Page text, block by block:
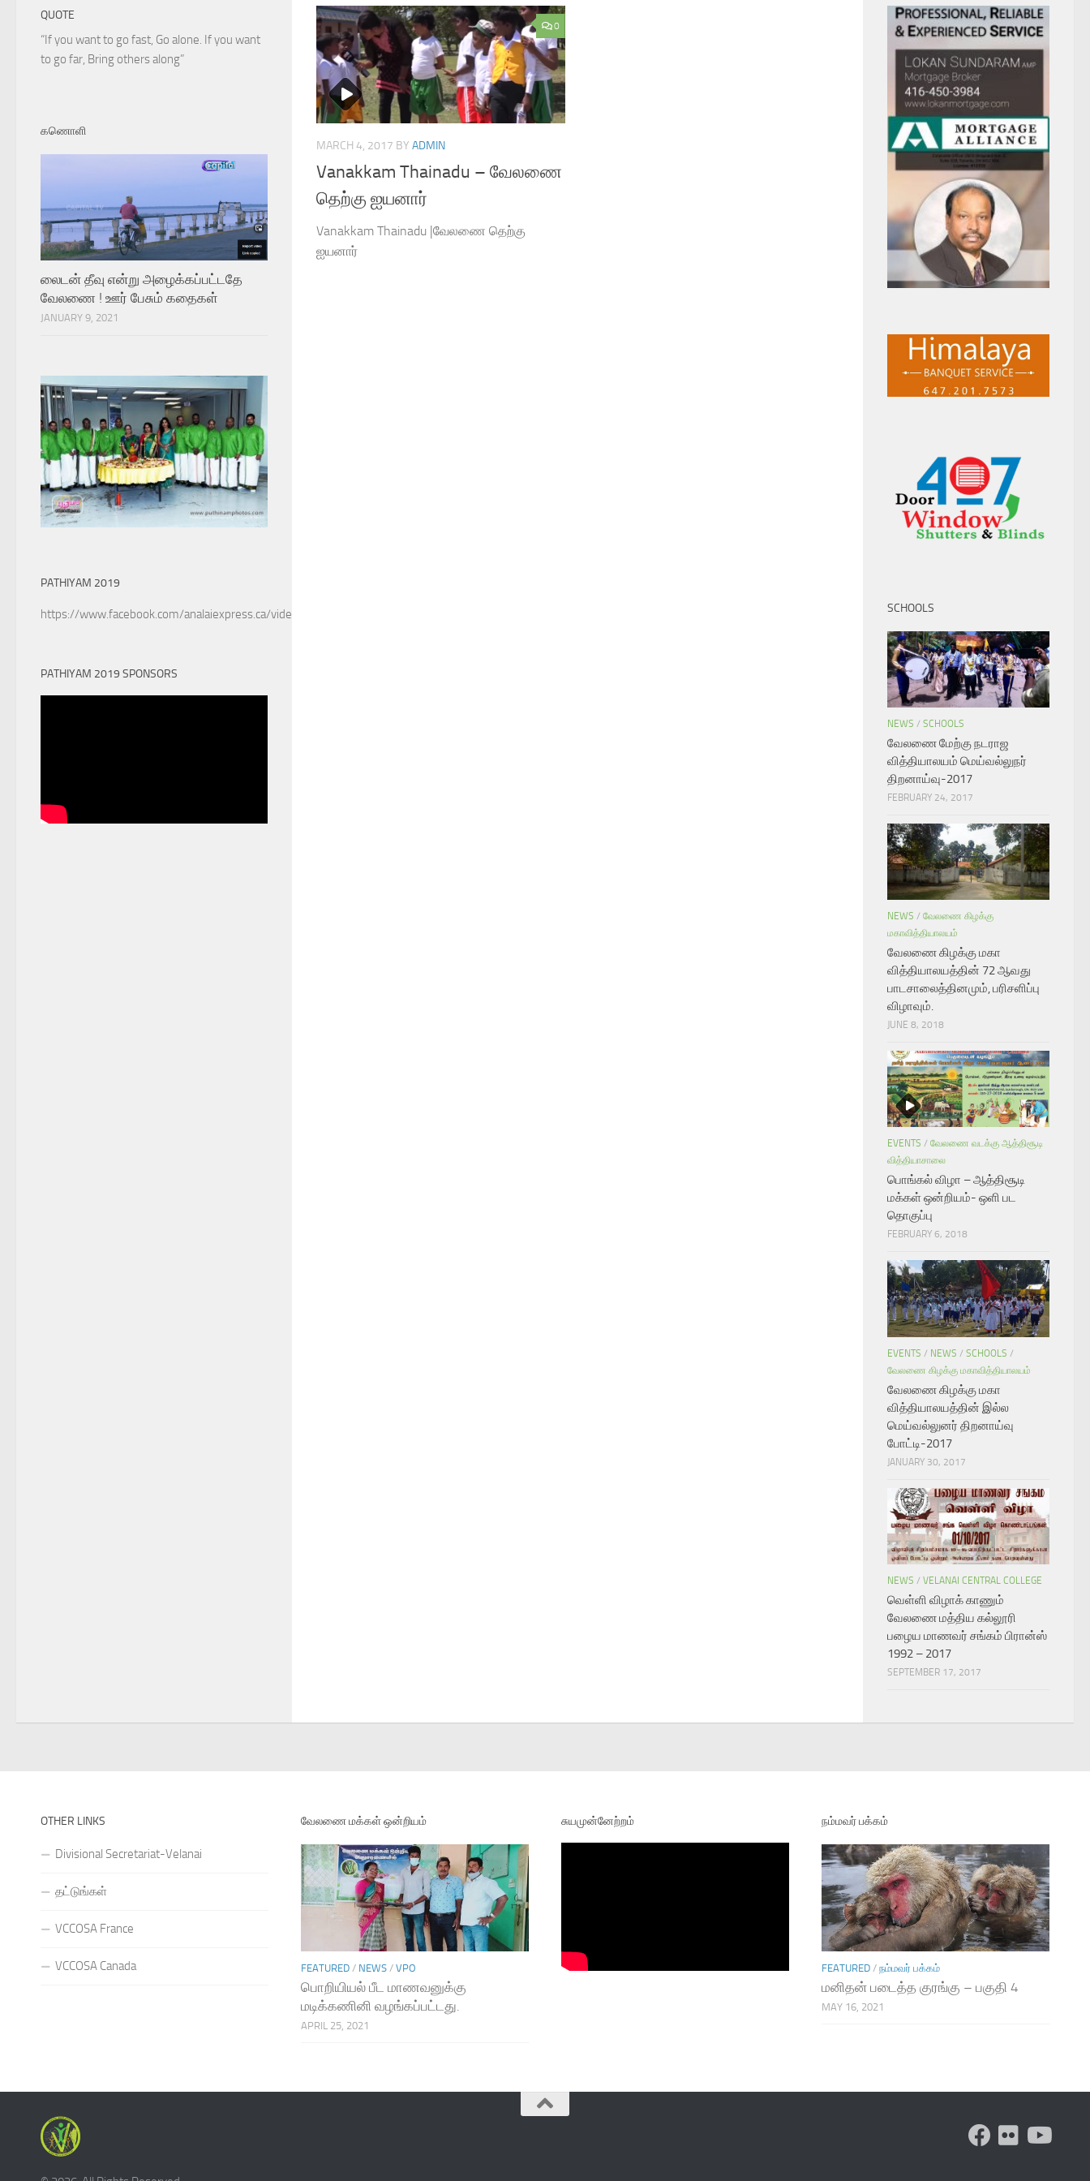
0
MARCH 4, 2017 BY ADMIN
Vanakkam Thainadu – வேலணை
தெற்கு ஐயனார்
Vanakkam Thainadu |வேலணை தெற்கு
ஐயனார்
QUOTE
“If you want to go fast, Go alone. If you want
to go far, Bring others along”
கணொளி
லைடன் தீவு என்று அழைக்கப்பட்டதே
வேலணை ! ஊர் பேசும் கதைகள்
JANUARY 9, 2021
PATHIYAM 2019
https://www.facebook.com/analaiexpress.ca/videos/602289010528954/
PATHIYAM 2019 SPONSORS
SCHOOLS
NEWS / SCHOOLS
வேலணை மேற்கு நடராஜ
வித்தியாலயம் மெய்வல்லுநர்
திறனாய்வு-2017
FEBRUARY 24, 2017
NEWS / வேலணை கிழக்கு
மகாவித்தியாலயம்
வேலணை கிழக்கு மகா
வித்தியாலயத்தின் 72 ஆவது
பாடசாலைத்தினமும், பரிசளிப்பு
விழாவும்.
JUNE 8, 2018
EVENTS / வேலணை வடக்கு ஆத்திசூடி
வித்தியாசாலை
பொங்கல் விழா – ஆத்திசூடி
மக்கள் ஒன்றியம்- ஒளி பட
தொகுப்பு
FEBRUARY 6, 2018
EVENTS / NEWS / SCHOOLS /
வேலணை கிழக்கு மகாவித்தியாலயம்
வேலணை கிழக்கு மகா
வித்தியாலயத்தின் இல்ல
மெய்வல்லுனர் திறனாய்வு
போட்டி-2017
JANUARY 30, 2017
NEWS / VELANAI CENTRAL COLLEGE
வெள்ளி விழாக் காணும்
வேலணை மத்திய கல்லூரி
பழைய மாணவர் சங்கம் பிரான்ஸ்
1992 – 2017
SEPTEMBER 17, 2017
OTHER LINKS
Divisional Secretariat-Velanai
தட்டுங்கள்
VCCOSA France
VCCOSA Canada
வேலணை மக்கள் ஒன்றியம்
FEATURED/ NEWS/ VPO
பொறியியல் பீட மாணவனுக்கு
மடிக்கணினி வழங்கப்பட்டது.
APRIL 25, 2021
சுயமுன்னேற்றம் நம்மவர் பக்கம்
FEATURED/ நம்மவர் பக்கம்
மனிதன் படைத்த குரங்கு – பகுதி 4
MAY 16, 2021